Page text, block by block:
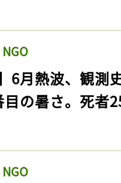
6月熱波、観
の暑さ。死者
ログイン
会員登録